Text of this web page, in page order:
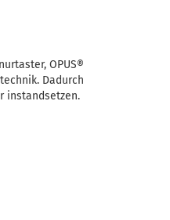
OPUS®
Dadurch
instandsetzen.